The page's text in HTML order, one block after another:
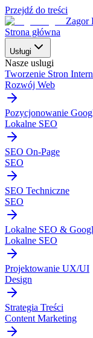
Przejdź do treści
Zagor
Strona główna
Usługi
Nasze uslugi
Tworzenie Stron
Rozwój Web
Pozycjonowanie
Lokalne SEO
SEO On-Page
SEO
SEO Techniczne
SEO
Lokalne SEO &
Lokalne SEO
Projektowanie UX/UI
Design
Strategia Treści
Content Marketing